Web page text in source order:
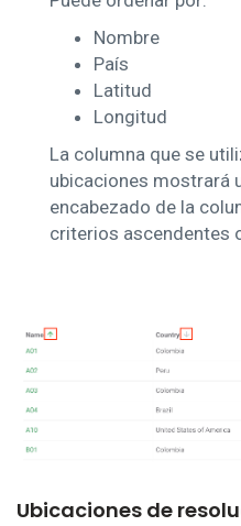
Nombre
País
Latitud
Longitud
La columna que se
ubicaciones mostrará
encabezado de la
criterios ascendentes
Ubicaciones de